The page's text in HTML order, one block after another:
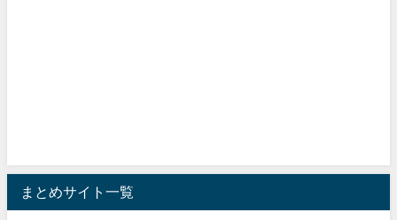
まとめサイト一覧